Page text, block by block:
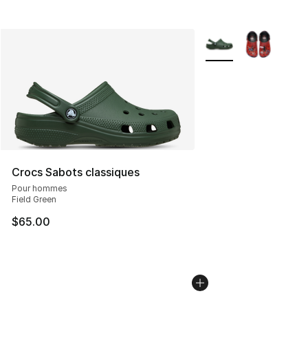
Crocs Sabots classiques
Pour hommes
Field Green
$65.00
Plus de couleurs